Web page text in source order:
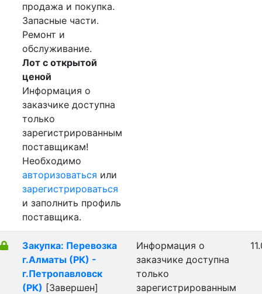
продажа и покупка.
Запасные части.
Ремонт и
обслуживание.
Лот с открытой
ценой
Информация о
заказчике доступна
только
зарегистрированным
поставщикам!
Необходимо
авторизоваться или
зарегистрироваться
и заполнить профиль
поставщика.
Закупка: Перевозка
г.Алматы (РК) -
г.Петропавловск
(РК) [Завершен]
Информация о
заказчике доступна
только
зарегистрированным